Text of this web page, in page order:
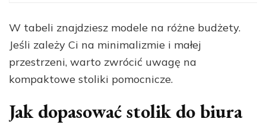
W tabeli znajdziesz modele na różne budżety.
Jeśli zależy Ci na minimalizmie i małej
przestrzeni, warto zwrócić uwagę na
kompaktowe stoliki pomocnicze.
Jak dopasować stolik do biura